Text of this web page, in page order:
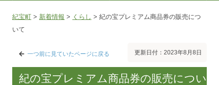
紀宝町 > 新着情報 > くらし > 紀の宝プレミアム商品券の販売につ
いて
一つ前に見ていたページに戻る 更新日付：2023年8月8日
紀の宝プレミアム商品券の販売につい